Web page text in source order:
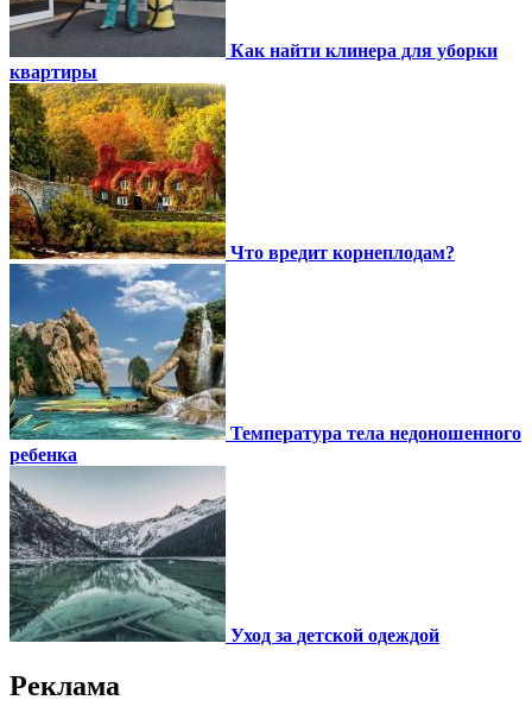
Как найти клинера для уборки
квартиры
Что вредит корнеплодам?
Температура тела недоношенного
ребенка
Уход за детской одеждой
Реклама